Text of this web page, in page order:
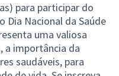
para participar do
Dia Nacional da Saúde
uma valiosa
a importância da
saudáveis, para